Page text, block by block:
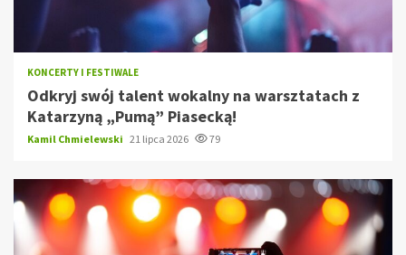
KONCERTY I FESTIWALE
Odkryj swój talent wokalny na warsztatach z
Katarzyną „Pumą” Piasecką!
Kamil Chmielewski 21 lipca 2026 79